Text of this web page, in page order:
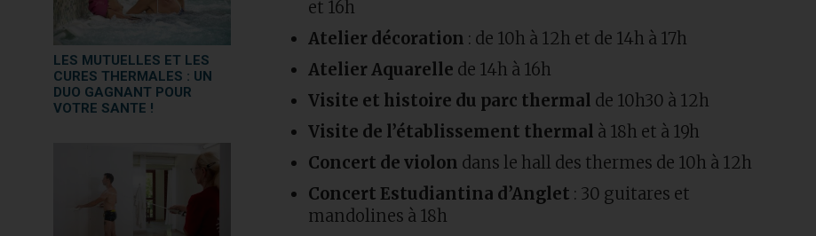
LES MUTUELLES ET LES
CURES THERMALES : UN
DUO GAGNANT POUR
VOTRE SANTE !
et 16h
Atelier décoration : de 10h à 12h et de 14h à 17h
Atelier Aquarelle de 14h à 16h
Visite et histoire du parc thermal de 10h30 à 12h
Visite de l’établissement thermal à 18h et à 19h
Concert de violon dans le hall des thermes de 10h à 12h
Concert Estudiantina d’Anglet : 30 guitares et
mandolines à 18h